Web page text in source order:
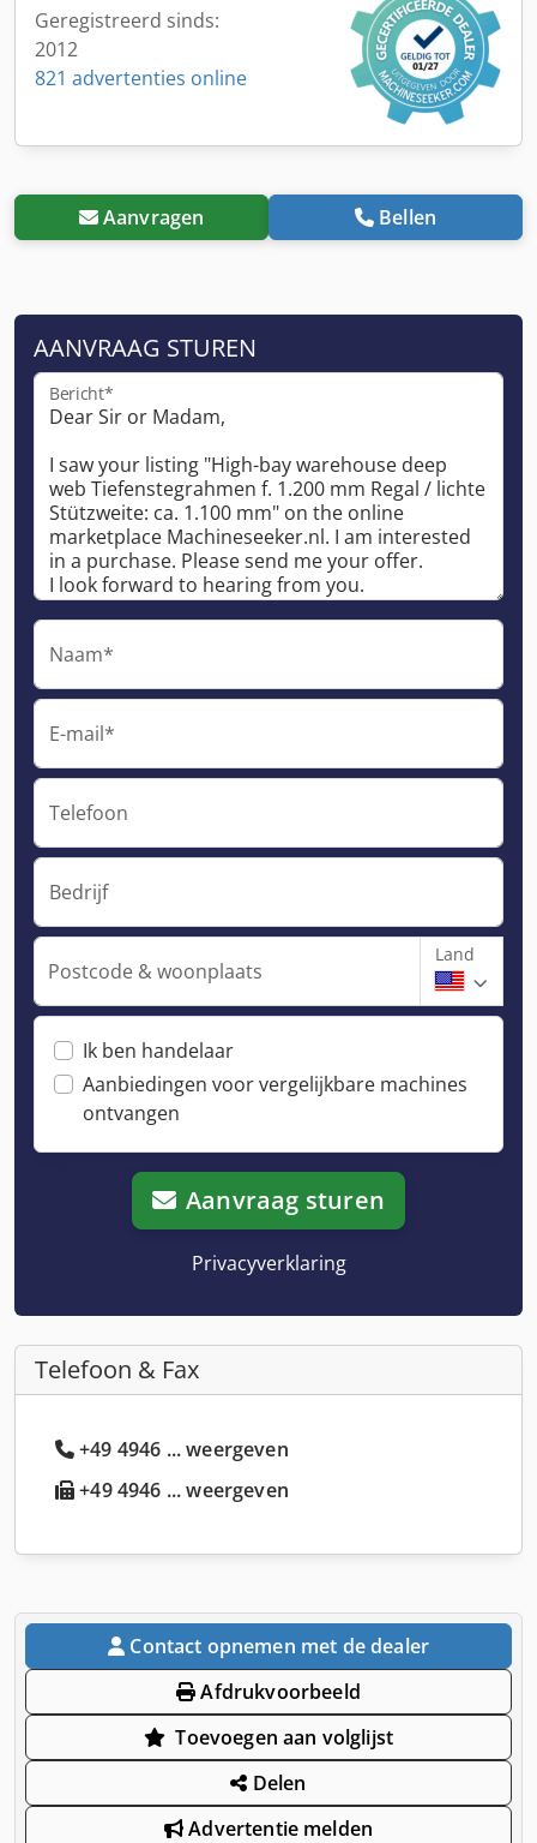
Geregistreerd sinds:
2012
821 advertenties online
Aanvragen Bellen
AANVRAAG STUREN
Bericht*
Naam*
E-mail*
Telefoon
Bedrijf
Postcode & woonplaats
Land
Ik ben handelaar
Aanbiedingen voor vergelijkbare machines
ontvangen
Aanvraag sturen
Privacyverklaring
Telefoon & Fax
+49 4946 ... weergeven
+49 4946 ... weergeven
Contact opnemen met de dealer
Afdrukvoorbeeld
Toevoegen aan volglijst
Delen
Advertentie melden